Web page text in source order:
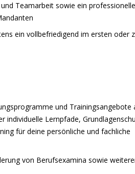
Teamarbeit sowie ein
ein vollbefriedigend im ersten oder
und Trainingsangebote
Lernpfade,
für deine persönliche und fachliche
von Berufsexamina sowie